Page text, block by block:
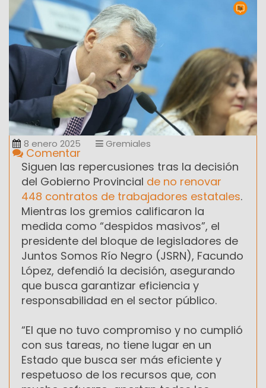
8 enero 2025 Gremiales
Comentar
Siguen las repercusiones tras la decisión
del Gobierno Provincial de no renovar
448 contratos de trabajadores estatales.
Mientras los gremios calificaron la
medida como “despidos masivos”, el
presidente del bloque de legisladores de
Juntos Somos Río Negro (JSRN), Facundo
López, defendió la decisión, asegurando
que busca garantizar eficiencia y
responsabilidad en el sector público.
“El que no tuvo compromiso y no cumplió
con sus tareas, no tiene lugar en un
Estado que busca ser más eficiente y
respetuoso de los recursos que, con